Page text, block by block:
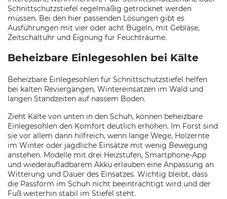
Schnittschutzstiefel regelmäßig getrocknet werden
müssen. Bei den hier passenden Lösungen gibt es
Ausführungen mit vier oder acht Bügeln, mit Gebläse,
Zeitschaltuhr und Eignung für Feuchträume.
Beheizbare Einlegesohlen bei Kälte
Beheizbare Einlegesohlen für Schnittschutzstiefel helfen
bei kalten Reviergängen, Wintereinsätzen im Wald und
langen Standzeiten auf nassem Boden.
Zieht Kälte von unten in den Schuh, können beheizbare
Einlegesohlen den Komfort deutlich erhöhen. Im Forst sind
sie vor allem dann hilfreich, wenn lange Wege, Holzernte
im Winter oder jagdliche Einsätze mit wenig Bewegung
anstehen. Modelle mit drei Heizstufen, Smartphone-App
und wiederaufladbarem Akku erlauben eine Anpassung an
Witterung und Dauer des Einsatzes. Wichtig bleibt, dass
die Passform im Schuh nicht beeinträchtigt wird und der
Fuß weiterhin stabil im Stiefel steht.